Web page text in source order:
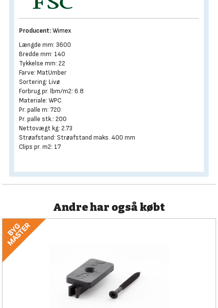
Producent:Wimex
Længde mm: 3600
Bredde mm: 140
Tykkelse mm: 22
Farve: MatUmber
Sortering: Livø
Forbrug pr. lbm/m2: 6.8
Materiale: WPC
Pr. palle m: 720
Pr. palle stk.: 200
Nettovægt kg: 2.73
Strøafstand: Strøafstand maks. 400 mm
Clips pr. m2: 17
Andre har også købt